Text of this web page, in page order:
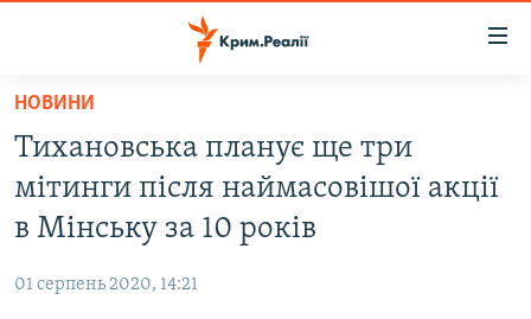
Перейти
основного
матеріалу
Перейти
до
основної
навігації
ВІДЕО ТА ФОТО
БЛОГИ
НОВИНИ
Тихановська планує ще три
мітинги після наймасовішої акції
в Мінську за 10 років
01 серпень 2020, 14:21